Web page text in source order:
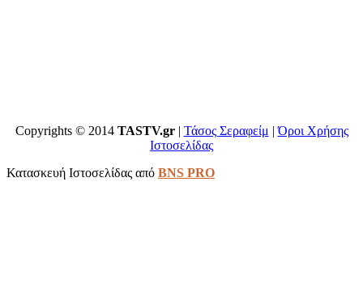
Copyrights © 2014 TASTV.gr| Τάσος Σεραφείμ |Όροι Χρήσης
Ιστοσελίδας
Κατασκευή Ιστοσελίδας από BNS PRO